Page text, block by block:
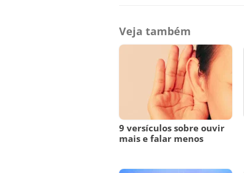
Veja também
9 versículos sobre ouvir
mais e falar menos